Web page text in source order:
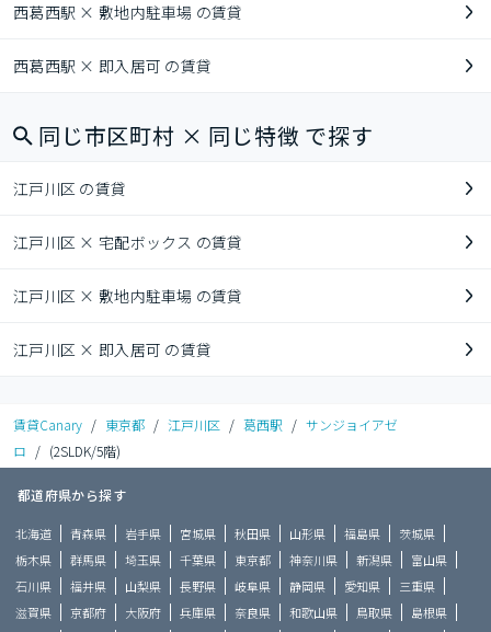
西葛西駅 × 敷地内駐車場 の賃貸
西葛西駅 × 即入居可 の賃貸
同じ市区町村 × 同じ特徴 で探す
江戸川区 の賃貸
江戸川区 × 宅配ボックス の賃貸
江戸川区 × 敷地内駐車場 の賃貸
江戸川区 × 即入居可 の賃貸
賃貸Canary / 東京都 / 江戸川区 / 葛西駅 / サンジョイアゼ
ロ / (2SLDK/5階)
都道府県から探す
北海道 青森県 岩手県 宮城県 秋田県 山形県 福島県
茨城県
栃木県
群馬県 埼玉県 千葉県 東京都 神奈川県 新潟県
富山県
石川県
福井県 山梨県 長野県 岐阜県 静岡県 愛知県
三重県
滋賀県
京都府 大阪府 兵庫県 奈良県 和歌山県 鳥取県
島根県